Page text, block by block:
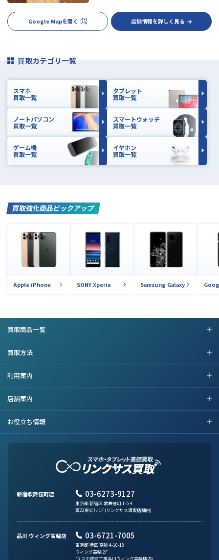
Google Mapを開く 店舗情報を詳しく見る
買取カテゴリ一覧
スマホ
買取一覧
タブレット
買取一覧
ノートパソコン
買取一覧
スマートウォッチ
買取一覧
ゲーム機
買取一覧
イヤホン
買取一覧
買取強化商品ピックアップ
Apple iPhone SONY Xperia Samsung Galaxy
買取商品一覧
買取方法
利用案内
店舗案内
お役立ち情報
新宿歌舞伎町店 03-6273-9127
東京都 新宿区 歌舞伎町 1-5-4
第22東ビル 1F (リンクサス酒販店舗内)
品川 ウィング高輪店 03-6721-7005
東京都 港区 高輪 4-10-18
ウィング高輪 2F
(スマホ修理工房品川ウィング高輪店内)